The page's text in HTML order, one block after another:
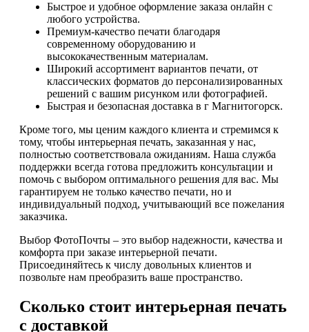
Быстрое и удобное оформление заказа онлайн с
любого устройства.
Премиум-качество печати благодаря
современному оборудованию и
высококачественным материалам.
Широкий ассортимент вариантов печати, от
классических форматов до персонализированных
решений с вашим рисунком или фотографией.
Быстрая и безопасная доставка в г Магнитогорск.
Кроме того, мы ценим каждого клиента и стремимся к
тому, чтобы интерьерная печать, заказанная у нас,
полностью соответствовала ожиданиям. Наша служба
поддержки всегда готова предложить консультации и
помочь с выбором оптимального решения для вас. Мы
гарантируем не только качество печати, но и
индивидуальный подход, учитывающий все пожелания
заказчика.
Выбор ФотоПочты – это выбор надежности, качества и
комфорта при заказе интерьерной печати.
Присоединяйтесь к числу довольных клиентов и
позвольте нам преобразить ваше пространство.
Сколько стоит интерьерная печать
с доставкой